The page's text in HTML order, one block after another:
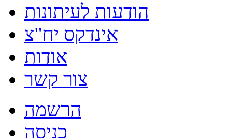
הודעות לעיתונות
אינדקס יח"צ
אודות
צור קשר
הרשמה
כניסה